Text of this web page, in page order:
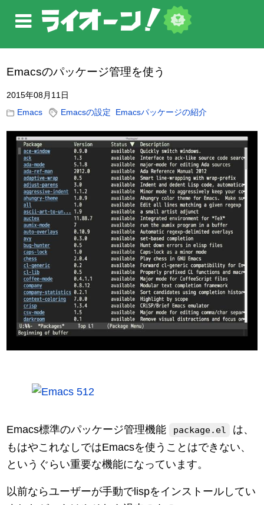
Emacsのパッケージ管理を使う
2015年08月11日
Emacs
Emacsの設定 Emacsパッケージの紹介
Emacs標準のパッケージ管理機能 package.el
は、
もはやこれなしではEmacsを使うことはできない、
というぐらい重要な機能になっています。
以前ならユーザーが手動でlispをインストールしてい